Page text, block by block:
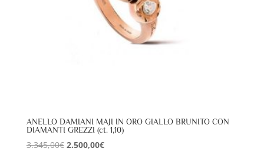
ANELLO DAMIANI MAJI IN ORO GIALLO BRUNITO CON
DIAMANTI GREZZI (ct. 1,10)
3.345,00€ Il
2.500,00€Il